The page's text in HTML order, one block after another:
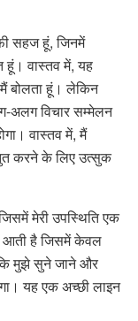
सहज हूं, जिनमें
हूं। वास्तव में, यह
बोलता हूं। लेकिन
अलग विचार सम्मेलन
वास्तव में, मैं
करने के लिए उत्सुक
मेरी उपस्थिति एक
आती है जिसमें केवल
मुझे सुने जाने और
यह एक अच्छी लाइन